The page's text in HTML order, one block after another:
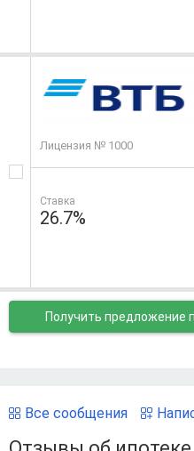
Лицензия № 1000
Ставка
26.7%
Получить предложение
Все сообщения